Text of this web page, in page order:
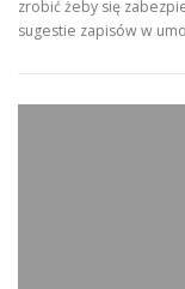
zrobić żeby się
sugestie zapisów w